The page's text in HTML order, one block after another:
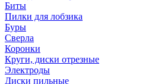
Биты
Пилки для лобзика
Буры
Сверла
Коронки
Круги, диски отрезные
Электроды
Диски пильные